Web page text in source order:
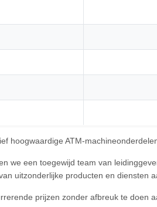
hoogwaardige ATM-
we een toegewijd team van
uitzonderlijke producten en diensten
prijzen zonder afbreuk te doen